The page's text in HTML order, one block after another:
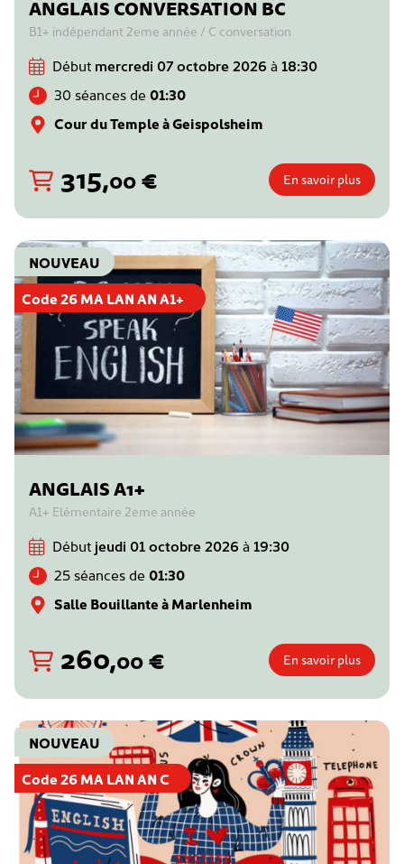
ANGLAIS CONVERSATION BC
B1+ indépendant 2eme année / C conversation
Début mercredi 07 octobre 2026 à 18:30
30 séances de 01:30
Cour du Temple à Geispolsheim
315,00€ En savoir plus
Code 26 MA LAN AN A1+
NOUVEAU
ANGLAIS A1+
A1+ Elémentaire 2eme année
Début jeudi 01 octobre 2026 à 19:30
25 séances de 01:30
Salle Bouillante à Marlenheim
260,00€ En savoir plus
Code 26 MA LAN AN C
NOUVEAU